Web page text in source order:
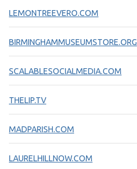
LEMONTREEVERO.COM
BIRMINGHAMMUSEUMSTORE.ORG
SCALABLESOCIALMEDIA.COM
THELIP.TV
MADPARISH.COM
LAURELHILLNOW.COM